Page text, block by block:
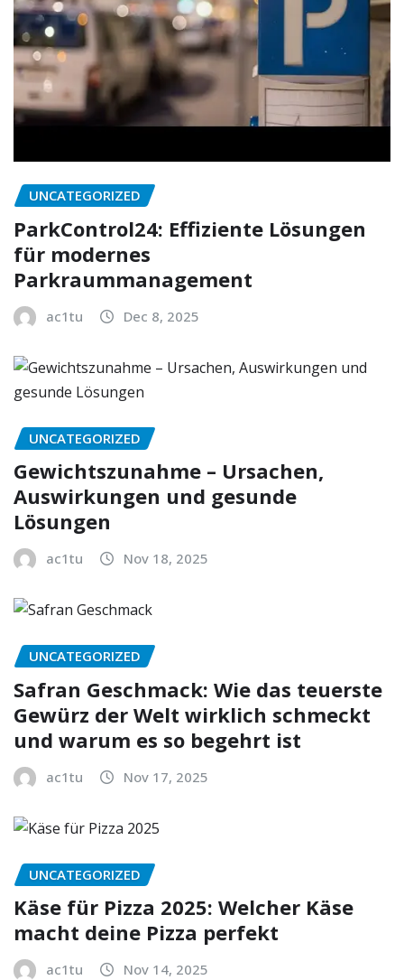
UNCATEGORIZED
ParkControl24: Effiziente Lösungen
für modernes
Parkraummanagement
ac1tu Dec 8, 2025
UNCATEGORIZED
Gewichtszunahme – Ursachen,
Auswirkungen und gesunde
Lösungen
ac1tu Nov 18, 2025
UNCATEGORIZED
Safran Geschmack: Wie das teuerste
Gewürz der Welt wirklich schmeckt
und warum es so begehrt ist
ac1tu Nov 17, 2025
UNCATEGORIZED
Käse für Pizza 2025: Welcher Käse
macht deine Pizza perfekt
ac1tu Nov 14, 2025